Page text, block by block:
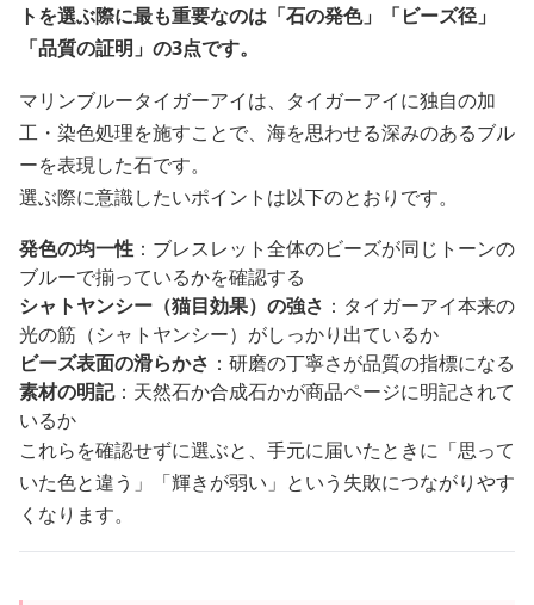
トを選ぶ際に最も重要なのは「石の発色」「ビーズ径」
「品質の証明」の3点です。
マリンブルータイガーアイは、タイガーアイに独自の加
工・染色処理を施すことで、海を思わせる深みのあるブル
ーを表現した石です。
選ぶ際に意識したいポイントは以下のとおりです。
発色の均一性 ：ブレスレット全体のビーズが同じトーンの
ブルーで揃っているかを確認する
シャトヤンシー（猫目効果）の強さ ：タイガーアイ本来の
光の筋（シャトヤンシー）がしっかり出ているか
ビーズ表面の滑らかさ ：研磨の丁寧さが品質の指標になる
素材の明記：天然石か合成石かが商品ページに明記されて
いるか
これらを確認せずに選ぶと、手元に届いたときに「思って
いた色と違う」「輝きが弱い」という失敗につながりやす
くなります。